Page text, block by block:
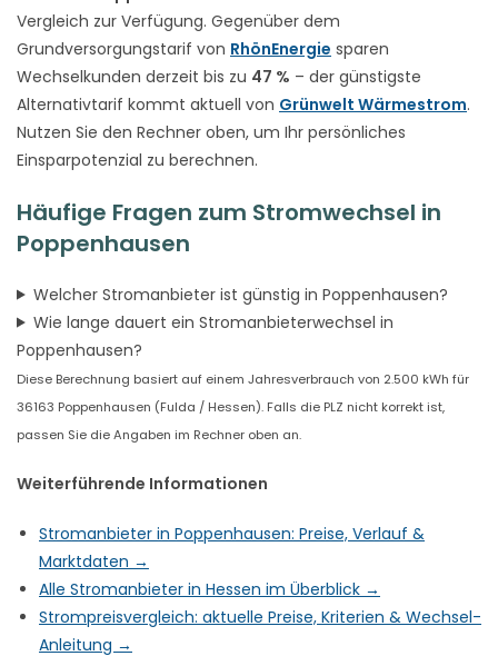
Vergleich zur Verfügung. Gegenüber dem
Grundversorgungstarif von RhönEnergie sparen
Wechselkunden derzeit bis zu 47 % – der günstigste
Alternativtarif kommt aktuell von Grünwelt Wärmestrom.
Nutzen Sie den Rechner oben, um Ihr persönliches
Einsparpotenzial zu berechnen.
Häufige Fragen zum Stromwechsel in
Poppenhausen
Welcher Stromanbieter ist günstig in Poppenhausen?
Wie lange dauert ein Stromanbieterwechsel in
Poppenhausen?
Diese Berechnung basiert auf einem Jahresverbrauch von 2.500 kWh für
36163 Poppenhausen (Fulda / Hessen). Falls die PLZ nicht korrekt ist,
passen Sie die Angaben im Rechner oben an.
Weiterführende Informationen
Stromanbieter in Poppenhausen: Preise, Verlauf &
Marktdaten →
Alle Stromanbieter in Hessen im Überblick →
Strompreisvergleich: aktuelle Preise, Kriterien & Wechsel-
Anleitung →